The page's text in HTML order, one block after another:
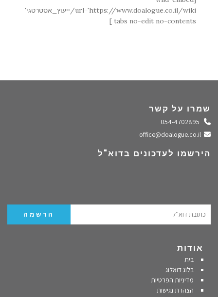
url='https://www.doalogue.co.il/wiki/ייעוץ_אסטרטגי'
tabs no-edit no-contents ]
שמרו על קשר
התקשרו אלינו
שלחו מייל
הירשמו לעדכונים בדוא"ל
אודות
בית
בלוג דואלוג
מדיניות הפרטיות
הצהרת נגישות